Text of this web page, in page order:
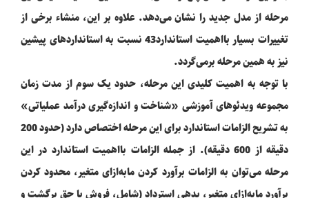
مرحله از مدل جدید را نشان می‌دهد. علاوه بر این، منشاء برخی از
تغییرات بسیار بااهمیت استاندارد43 نسبت به استانداردهای پیشین
نیز به همین مرحله برمی‌گردد.
با توجه به اهمیت کلیدی این مرحله، حدود یک سوم از مدت زمان
مجموعه ویدئوهای آموزشی «شناخت و اندازه‌گیری درآمد عملیاتی»
دقیقه از 600 دقیقه). از جمله الزامات بااهمیت استاندارد در این
مرحله می‌توان به الزامات برآورد کردن مابه‌ازای متغیر، محدود کردن
برآورد مابه‌ازای متغیر، بدهی استرداد (شامل، فروش با حق برگشت و